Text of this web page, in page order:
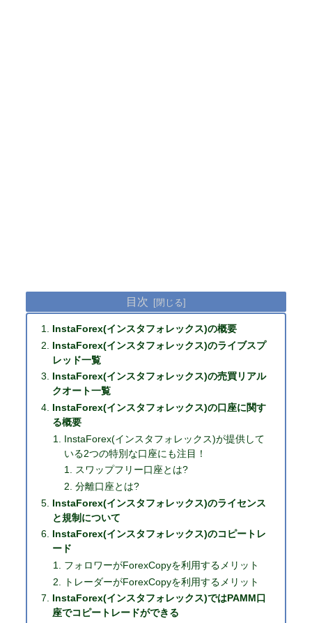
目次
InstaForex(インスタフォレックス)の概要
InstaForex(インスタフォレックス)のライブスプ
レッド一覧
InstaForex(インスタフォレックス)の売買リアル
クオート一覧
InstaForex(インスタフォレックス)の口座に関す
る概要
InstaForex(インスタフォレックス)が提供して
いる2つの特別な口座にも注目！
スワップフリー口座とは?
分離口座とは?
InstaForex(インスタフォレックス)のライセンス
と規制について
InstaForex(インスタフォレックス)のコピートレ
ード
フォロワーがForexCopyを利用するメリット
トレーダーがForexCopyを利用するメリット
InstaForex(インスタフォレックス)ではPAMM口
座でコピートレードができる